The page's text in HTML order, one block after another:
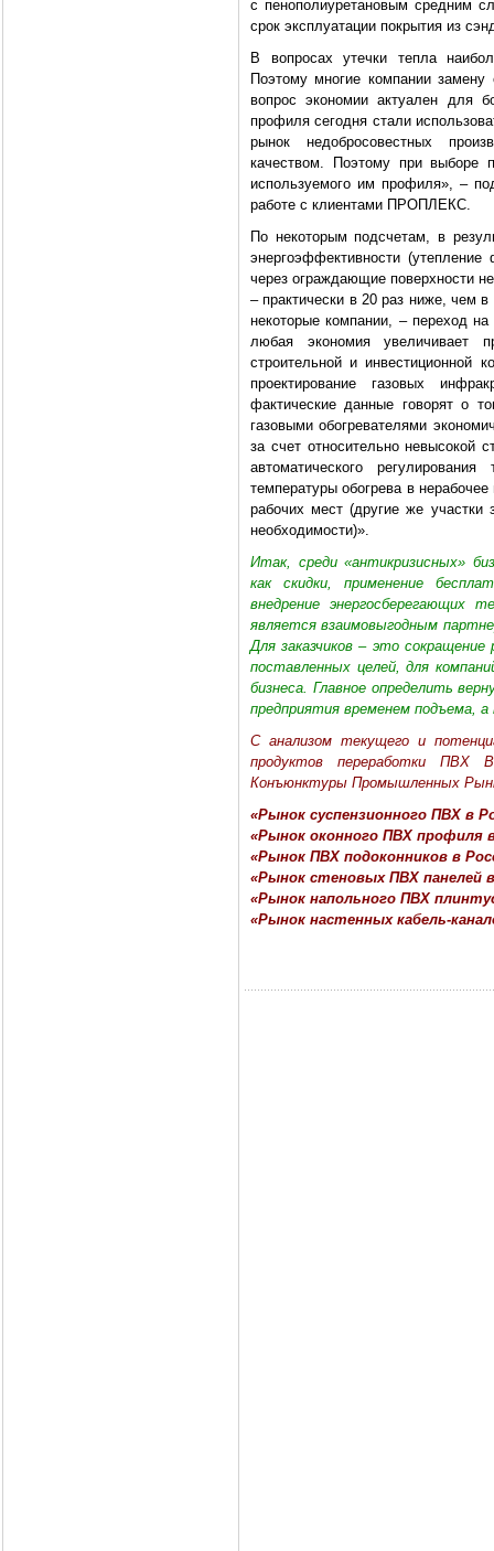
с пенополиуретановым средним
срок эксплуатации покрытия из
В вопросах утечки тепла
Поэтому многие компании
вопрос экономии актуален для
профиля сегодня стали
рынок недобросовестных
качеством. Поэтому при выборе
используемого им профиля», –
работе с клиентами ПРОПЛЕКС.
По некоторым подсчетам, в
энергоэффективности
через ограждающие поверхности
– практически в 20 раз ниже, чем
некоторые компании, – переход на
любая экономия увеличивает
строительной и инвестиционной
проектирование газовых
фактические данные говорят о
газовыми обогревателями
за счет относительно невысокой
автоматического
температуры обогрева в
рабочих мест (другие же
необходимости)».
Итак, среди «антикризисных»
как скидки, применение
внедрение энергосберегающих
является взаимовыгодным
Для заказчиков – это
поставленных целей, для
бизнеса. Главное определить
предприятия временем подъема, а
С анализом текущего и
продуктов переработки ПВХ
Конъюнктуры Промышленных
«Рынок суспензионного ПВХ в
«Рынок оконного ПВХ профиля
«Рынок ПВХ подоконников в
«Рынок стеновых ПВХ панелей
«Рынок напольного ПВХ
«Рынок настенных кабель-